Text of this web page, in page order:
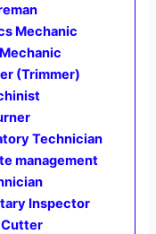
Mechanic
(Trimmer)
Technician
management
Inspector
Cutter